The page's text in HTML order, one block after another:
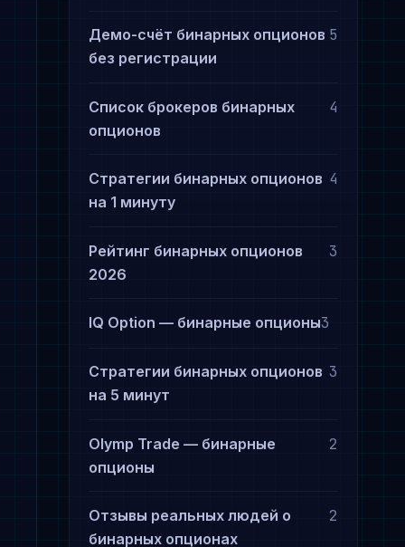
Демо-счёт бинарных опционов
без регистрации
5
Список брокеров бинарных
опционов
4
Стратегии бинарных опционов
на 1 минуту
4
Рейтинг бинарных опционов
2026
3
IQ Option — бинарные опционы3
Стратегии бинарных опционов
на 5 минут
3
Olymp Trade — бинарные
опционы
2
Отзывы реальных людей о
бинарных опционах
2